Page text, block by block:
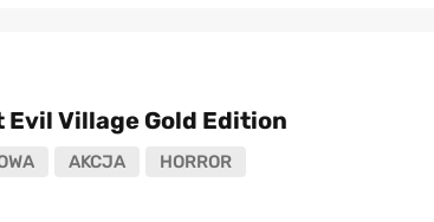
Evil Village Gold Edition
AKCJA HORROR